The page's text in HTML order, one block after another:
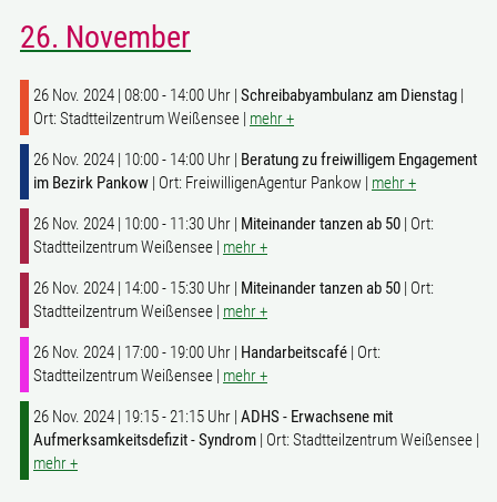
26. November
26 Nov. 2024 | 08:00 - 14:00 Uhr | Schreibabyambulanz am Dienstag |
Ort: Stadtteilzentrum Weißensee | mehr +
26 Nov. 2024 | 10:00 - 14:00 Uhr | Beratung zu freiwilligem Engagement
im Bezirk Pankow | Ort: FreiwilligenAgentur Pankow | mehr +
26 Nov. 2024 | 10:00 - 11:30 Uhr | Miteinander tanzen ab 50 | Ort:
Stadtteilzentrum Weißensee | mehr +
26 Nov. 2024 | 14:00 - 15:30 Uhr | Miteinander tanzen ab 50 | Ort:
Stadtteilzentrum Weißensee | mehr +
26 Nov. 2024 | 17:00 - 19:00 Uhr | Handarbeitscafé | Ort:
Stadtteilzentrum Weißensee | mehr +
26 Nov. 2024 | 19:15 - 21:15 Uhr | ADHS - Erwachsene mit
Aufmerksamkeitsdefizit - Syndrom | Ort: Stadtteilzentrum Weißensee |
mehr +